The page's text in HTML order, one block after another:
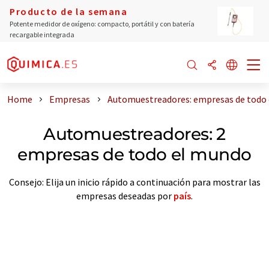
Producto de la semana
Potente medidor de oxígeno: compacto, portátil y con batería
recargable integrada
Home Empresas Automuestreadores: empresas de
Automuestreadores: 2
empresas de todo el mundo
Consejo: Elija un inicio rápido a continuación para mostrar las
empresas deseadas por país.